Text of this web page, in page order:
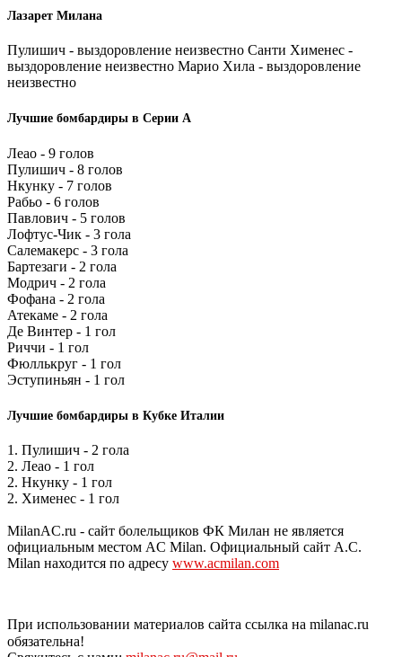
Лазарет Милана
Пулишич - выздоровление неизвестно Санти Хименес -
выздоровление неизвестно Марио Хила - выздоровление
неизвестно
Лучшие бомбардиры в Серии А
Леао - 9 голов
Пулишич - 8 голов
Нкунку - 7 голов
Рабьо - 6 голов
Павлович - 5 голов
Лофтус-Чик - 3 гола
Салемакерс - 3 гола
Бартезаги - 2 гола
Модрич - 2 гола
Фофана - 2 гола
Атекаме - 2 гола
Де Винтер - 1 гол
Риччи - 1 гол
Фюллькруг - 1 гол
Эступиньян - 1 гол
Лучшие бомбардиры в Кубке Италии
1. Пулишич - 2 гола
2. Леао - 1 гол
2. Нкунку - 1 гол
2. Хименес - 1 гол
MilanAC.ru - сайт болельщиков ФК Милан не является
официальным местом AC Milan. Официальный сайт A.C.
Milan находится по адресу www.acmilan.com
При использовании материалов сайта ссылка на milanac.ru
обязательна!